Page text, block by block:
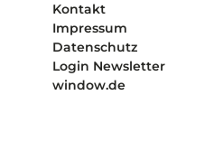
Kontakt
Impressum
Datenschutz
Login Newsletter
window.de